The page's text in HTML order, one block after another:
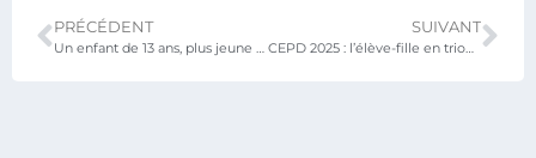
PRÉCÉDENT
Un enfant de 13 ans, plus jeune candidat au titre du BEPC 2025 au TOGO…
SUIVANT
CEPD 2025 : l’élève-fille en triomphe silencieux et progrès discret !